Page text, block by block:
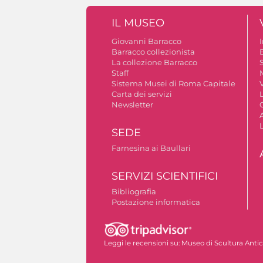
IL MUSEO
Giovanni Barracco
Barracco collezionista
La collezione Barracco
Staff
Sistema Musei di Roma Capitale
Carta dei servizi
Newsletter
SEDE
Farnesina ai Baullari
SERVIZI SCIENTIFICI
Bibliografia
Postazione informatica
Leggi le recensioni su: Museo di Scultura